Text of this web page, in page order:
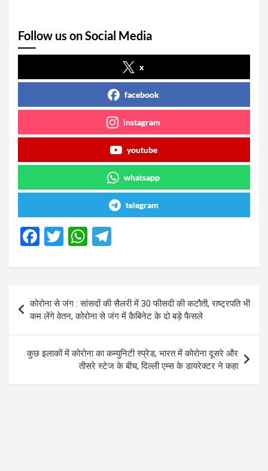
Follow us on Social Media
x
facebook
instagram
youtube
whatsapp
telegram
F
ce
b
o
o
k
T
tt
er
W
at
s
A
p
p
e
gr
a
m
Post
navigation
कोरोना से जंग : सांसदों की सैलरी में 30 फीसदी की कटौती, राष्ट्रपति भी
कम लेंगे वेतन, कोरोना से जंग में कैबिनेट के दो बड़े फैसले
कुछ इलाकों में कोरोना का कम्युनिटी स्प्रेड, भारत में कोरोना दूसरे और
तीसरे स्टेज के बीच, दिल्ली एम्स के डायरेक्टर ने कहा